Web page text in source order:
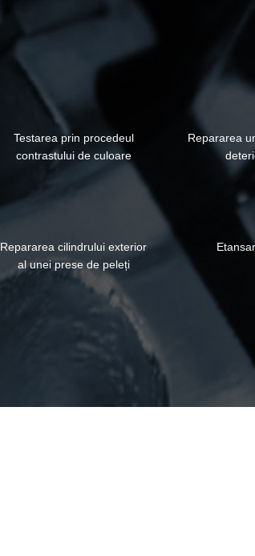
Testarea prin procedeul
contrastului de culoare
Repararea
Repararea cilindrului exterior
al unei prese de peleți